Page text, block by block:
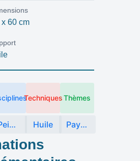
60 cm
Peinture
Techniques
Huile
Thèmes
Paysage